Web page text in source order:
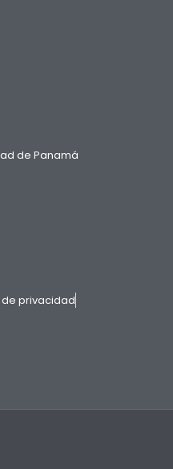
de Panamá
privacidad